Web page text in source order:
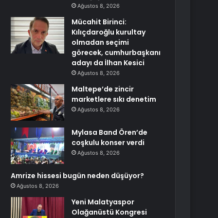
Ağustos 8, 2026
Mücahit Birinci:
Kılıçdaroğlu kurultay
olmadan seçimi
görecek, cumhurbaşkanı
adayı da İlhan Kesici
Ağustos 8, 2026
Maltepe’de zincir
marketlere sıkı denetim
Ağustos 8, 2026
Mylasa Band Ören’de
coşkulu konser verdi
Ağustos 8, 2026
Amrize hissesi bugün neden düşüyor?
Ağustos 8, 2026
Yeni Malatyaspor
Olağanüstü Kongresi